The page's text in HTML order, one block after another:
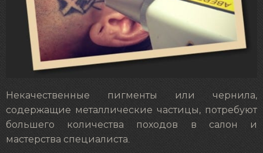
Некачественные пигменты или чернила,
содержащие металлические частицы, потребуют
большего количества походов в салон и
мастерства специалиста.